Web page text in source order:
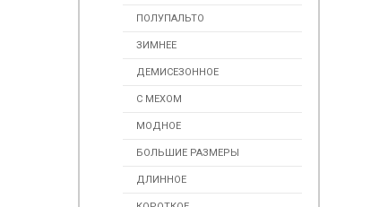
ПОЛУПАЛЬТО
ЗИМНЕЕ
ДЕМИСЕЗОННОЕ
С МЕХОМ
МОДНОЕ
БОЛЬШИЕ РАЗМЕРЫ
ДЛИННОЕ